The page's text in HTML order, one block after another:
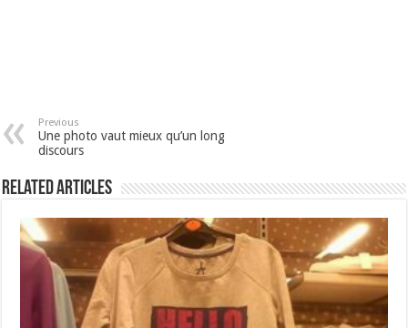
Previous
Une photo vaut mieux qu’un long
discours
Related Articles